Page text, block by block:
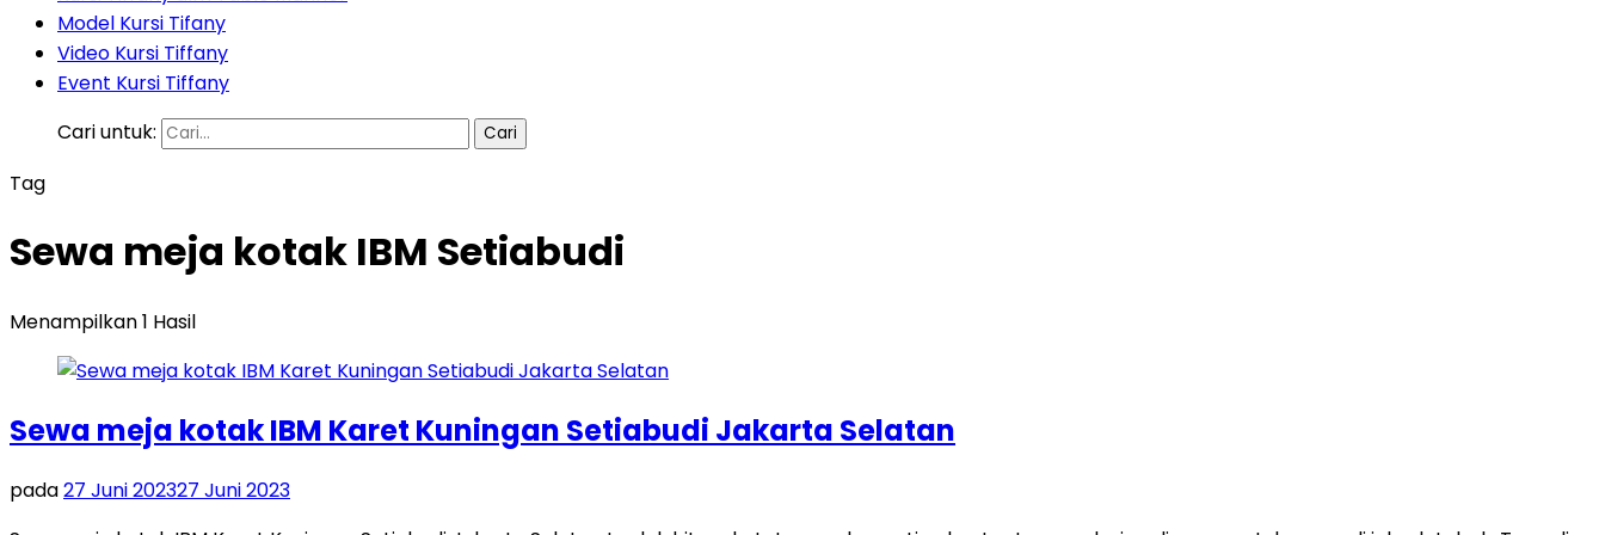
Model Kursi Tifany
Video Kursi Tiffany
Event Kursi Tiffany
Cari untuk:
Tag
Sewa meja kotak IBM Setiabudi
Menampilkan 1 Hasil
Sewa meja kotak IBM Karet Kuningan Setiabudi Jakarta Selatan
pada27 Juni 202327 Juni 2023